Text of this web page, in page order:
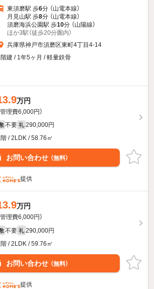
東須磨駅 歩6分 （山電本線）
月見山駅 歩8分 （山電本線）
須磨海浜公園駅 歩10分 （山陽線）
ほか3駅（徒歩20分圏内）
兵庫県神戸市須磨区東町4丁目4-14
建 / 1年5ヶ月 / 軽量鉄骨
万円
管理費6,000円）
不要 礼 290,000円
/ 2LDK / 58.76㎡
お問い合わせ （無料）
提供
万円
管理費6,000円）
不要 礼 290,000円
/ 2LDK / 59.76㎡
お問い合わせ （無料）
提供